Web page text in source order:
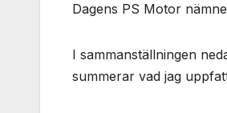
Dagens PS Motor
I sammanställningen
summerar vad jag